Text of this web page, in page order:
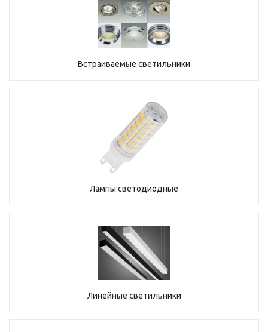
Встраиваемые светильники
Лампы светодиодные
Линейные светильники